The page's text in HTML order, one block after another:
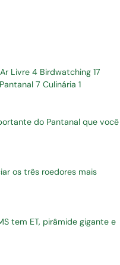
Livre 4 Birdwatching 17
7 Culinária 1
do Pantanal que você
os três roedores mais
tem ET, pirâmide gigante e